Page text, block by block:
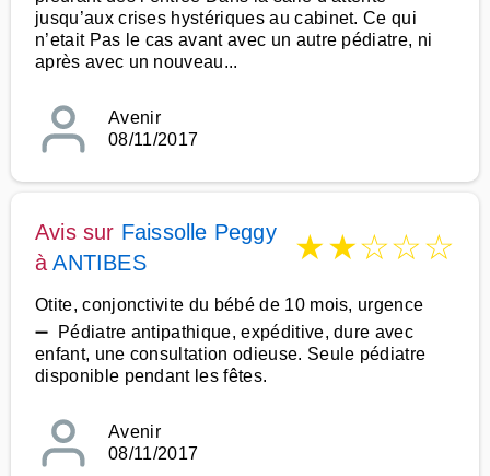
jusqu’aux crises hystériques au cabinet. Ce qui
n’etait Pas le cas avant avec un autre pédiatre, ni
après avec un nouveau...
Avenir
08/11/2017
Avis sur Faissolle Peggy
àANTIBES ★★☆☆☆
Otite, conjonctivite du bébé de 10 mois, urgence
➖ Pédiatre antipathique, expéditive, dure avec
enfant, une consultation odieuse. Seule pédiatre
disponible pendant les fêtes.
Avenir
08/11/2017